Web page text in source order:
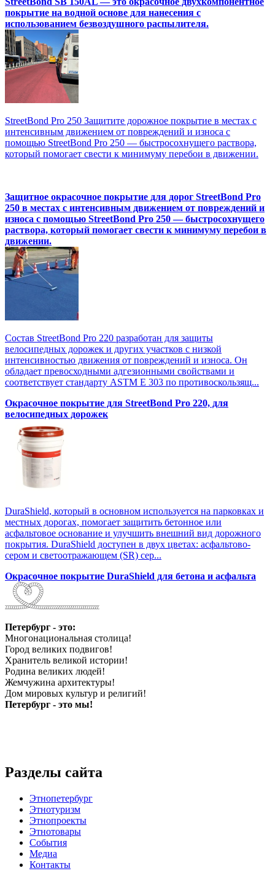
покрытие на водной основе для нанесения с
использованием безвоздушного распылителя.
StreetBond Pro 250 Защитите дорожное покрытие в местах с
интенсивным движением от повреждений и износа с
помощью StreetBond Pro 250 — быстросохнущего раствора,
который помогает свести к минимуму перебои в движении.
Защитное окрасочное покрытие для дорог StreetBond Pro
250 в местах с интенсивным движением от повреждений и
износа с помощью StreetBond Pro 250 — быстросохнущего
раствора, который помогает свести к минимуму перебои в
движении.
Состав StreetBond Pro 220 разработан для защиты
велосипедных дорожек и других участков с низкой
интенсивностью движения от повреждений и износа. Он
обладает превосходными адгезионными свойствами и
соответствует стандарту ASTM E 303 по противоскользящ...
Окрасочное покрытие для StreetBond Pro 220, для
велосипедных дорожек
DuraShield, который в основном используется на парковках и
местных дорогах, помогает защитить бетонное или
асфальтовое основание и улучшить внешний вид дорожного
покрытия. DuraShield доступен в двух цветах: асфальтово-
сером и светоотражающем (SR) сер...
Окрасочное покрытие DuraShield для бетона и асфальта
Петербург - это:
Многонациональная столица!
Город великих подвигов!
Хранитель великой истории!
Родина великих людей!
Жемчужина архитектуры!
Дом мировых культур и религий!
Петербург - это мы!
Разделы сайта
Этнопетербург
Этнотуризм
Этнопроекты
Этнотовары
События
Медиа
Контакты